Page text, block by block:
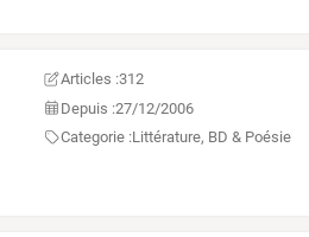
Articles :312
Depuis :27/12/2006
Categorie :Littérature, BD & Poésie